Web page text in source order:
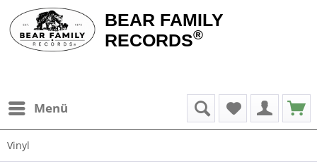
BEAR FAMILY
RECORDS®
Menü
Vinyl